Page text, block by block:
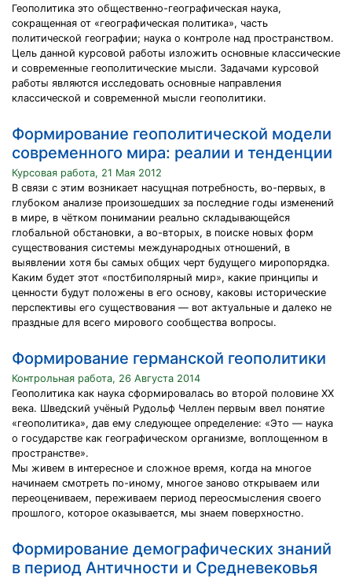
Геополитика это общественно-географическая наука,
сокращенная от «географическая политика», часть
политической географии; наука о контроле над пространством.
Цель данной курсовой работы изложить основные классические
и современные геополитические мысли. Задачами курсовой
работы являются исследовать основные направления
классической и современной мысли геополитики.
Формирование геополитической модели
современного мира: реалии и тенденции
Курсовая работа, 21 Мая 2012
В связи с этим возникает насущная потребность, во-первых, в
глубоком анализе произошедших за последние годы изменений
в мире, в чётком понимании реально складывающейся
глобальной обстановки, а во-вторых, в поиске новых форм
существования системы международных отношений, в
выявлении хотя бы самых общих черт будущего миропорядка.
Каким будет этот «постбиполярный мир», какие принципы и
ценности будут положены в его основу, каковы исторические
перспективы его существования — вот актуальные и далеко не
праздные для всего мирового сообщества вопросы.
Формирование германской геополитики
Контрольная работа, 26 Августа 2014
Геополитика как наука сформировалась во второй половине ХХ
века. Шведский учёный Рудольф Челлен первым ввел понятие
«геополитика», дав ему следующее определение: «Это — наука
о государстве как географическом организме, воплощенном в
пространстве».
Мы живем в интересное и сложное время, когда на многое
начинаем смотреть по-иному, многое заново открываем или
переоцениваем, переживаем период переосмысления своего
прошлого, которое оказывается, мы знаем поверхностно.
Формирование демографических знаний
в период Античности и Средневековья